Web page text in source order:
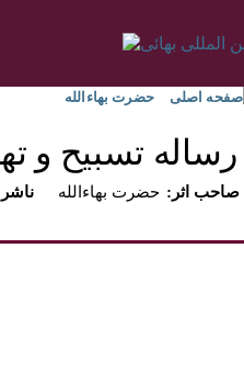
صفحه اصلی حضرت بهاءالله
رساله تسبيح و
:ناشر حضرت بهاءالله
:صاحب اثر